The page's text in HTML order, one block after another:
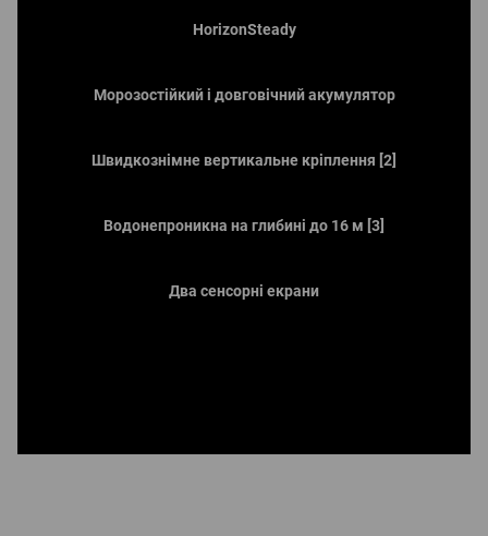
HorizonSteady
Морозостійкий і довговічний акумулятор
Швидкознімне вертикальне кріплення [2]
Водонепроникна на глибині до 16 м [3]
Два сенсорні екрани